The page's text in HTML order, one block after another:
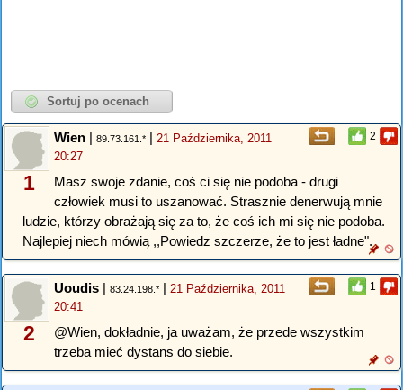
2
1
Wien | 89.73.161.* | 21 Października, 2011
20:27
Masz swoje zdanie, coś ci się nie podoba - drugi
człowiek musi to uszanować. Strasznie denerwują mnie
ludzie, którzy obrażają się za to, że coś ich mi się nie podoba.
Najlepiej niech mówią ,,Powiedz szczerze, że to jest ładne".
1
2
Uoudis | 83.24.198.* | 21 Października, 2011
20:41
@Wien, dokładnie, ja uważam, że przede wszystkim
trzeba mieć dystans do siebie.